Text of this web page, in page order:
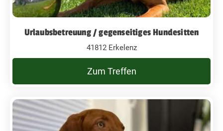
Urlaubsbetreuung / gegenseitiges Hundesitten
41812 Erkelenz
Zum Treffen